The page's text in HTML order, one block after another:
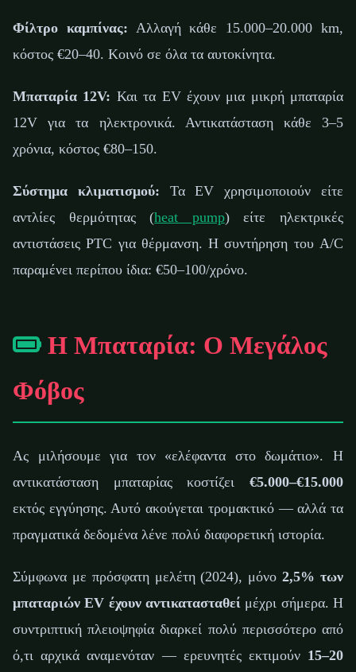
Φίλτρο καμπίνας: Αλλαγή κάθε 15.000–20.000 km,
κόστος €20–40. Κοινό σε όλα τα αυτοκίνητα.
Μπαταρία 12V: Και τα EV έχουν μια μικρή μπαταρία
12V για τα ηλεκτρονικά. Αντικατάσταση κάθε 3–5
χρόνια, κόστος €80–150.
Σύστημα κλιματισμού: Τα EV χρησιμοποιούν είτε
αντλίες θερμότητας (heat pump) είτε ηλεκτρικές
αντιστάσεις PTC για θέρμανση. Η συντήρηση του A/C
παραμένει περίπου ίδια: €50–100/χρόνο.
Η Μπαταρία: Ο Μεγάλος
Φόβος
Ας μιλήσουμε για τον «ελέφαντα στο δωμάτιο». Η
αντικατάσταση μπαταρίας κοστίζει €5.000–€15.000
εκτός εγγύησης. Αυτό ακούγεται τρομακτικό — αλλά τα
πραγματικά δεδομένα λένε πολύ διαφορετική ιστορία.
Σύμφωνα με πρόσφατη μελέτη (2024), μόνο2,5% των
μπαταριών EV έχουν αντικατασταθεί μέχρι σήμερα. Η
συντριπτική πλειοψηφία διαρκεί πολύ περισσότερο από
ό,τι αρχικά αναμενόταν — ερευνητές εκτιμούν 15–20